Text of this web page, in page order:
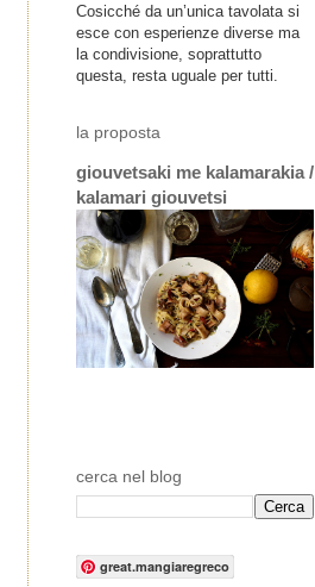
Cosicché da un’unica tavolata si
esce con esperienze diverse ma
la condivisione, soprattutto
questa, resta uguale per tutti.
la proposta
giouvetsaki me kalamarakia /
kalamari giouvetsi
cerca nel blog
great.mangiaregreco